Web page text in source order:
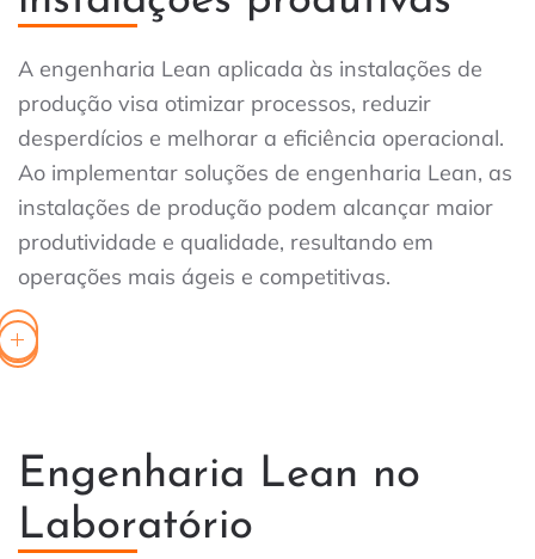
A engenharia Lean aplicada às instalações de
produção visa otimizar processos, reduzir
desperdícios e melhorar a eficiência operacional.
Ao implementar soluções de engenharia Lean, as
instalações de produção podem alcançar maior
produtividade e qualidade, resultando em
operações mais ágeis e competitivas.
Engenharia Lean no
Laboratório